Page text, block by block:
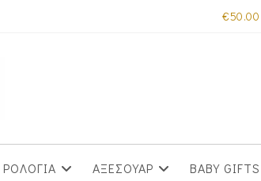
€50.00
ΡΟΛΟΓΙΑ ΑΞΕΣΟΥΑΡ BABY GIFTS